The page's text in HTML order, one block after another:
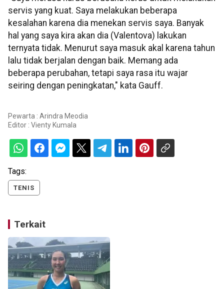
servis yang kuat. Saya melakukan beberapa
kesalahan karena dia menekan servis saya. Banyak
hal yang saya kira akan dia (Valentova) lakukan
ternyata tidak. Menurut saya masuk akal karena tahun
lalu tidak berjalan dengan baik. Memang ada
beberapa perubahan, tetapi saya rasa itu wajar
seiring dengan peningkatan," kata Gauff.
Pewarta : Arindra Meodia
Editor : Vienty Kumala
Tags:
TENIS
Terkait